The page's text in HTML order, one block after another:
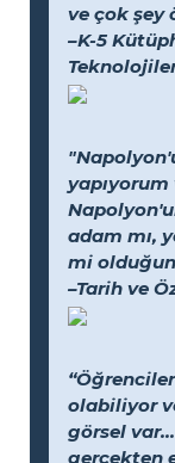
ve çok şey
–K-5
adam mı,
mi
–Tarih ve
olabiliyor
görsel
gerçekten